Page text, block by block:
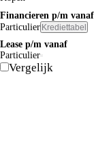
Financieren p/m vanaf
Particulier Krediettabel
Lease p/m vanaf
Particulier
Vergelijk